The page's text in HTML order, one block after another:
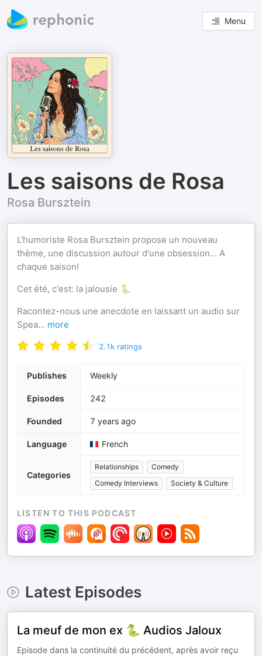
Menu
Les saisons de Rosa
Rosa Bursztein
L'humoriste Rosa Bursztein propose un nouveau
thème, une discussion autour d'une obsession... A
chaque saison!
Cet été, c'est: la jalousie 🐍
Racontez-nous une anecdote en laissant un audio sur
Spea... more
2.1k ratings
Publishes Weekly
Episodes 242
Founded 7 years ago
Language French
Categories
Relationships
Comedy
Comedy Interviews
Society & Culture
LISTEN TO THIS PODCAST
Latest Episodes
La meuf de mon ex 🐍 Audios Jaloux
Episode dans la continuité du précédent, après avoir reçu